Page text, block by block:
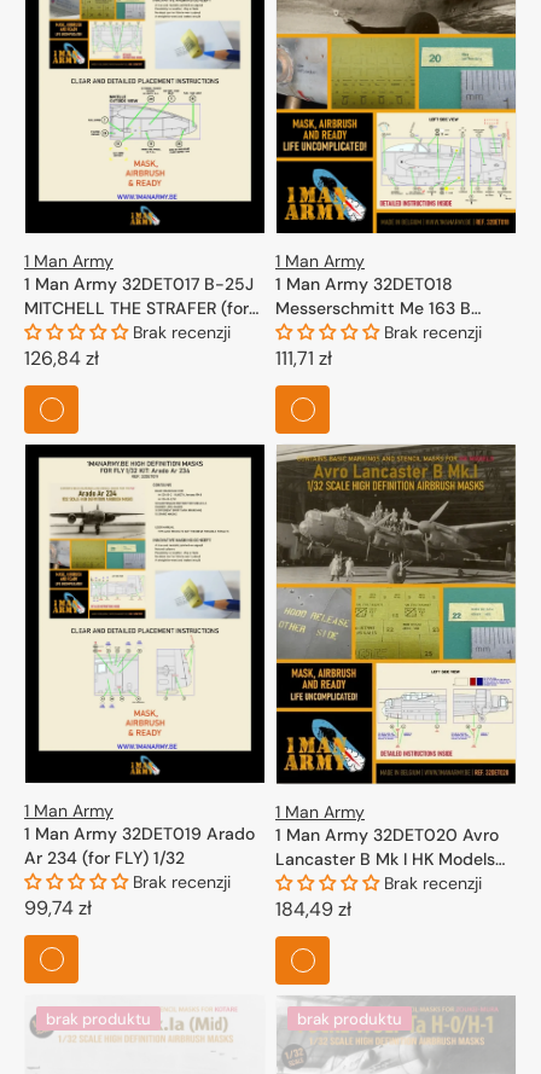
1 Man Army
1 Man Army 32DET017 B-25J
MITCHELL THE STRAFER (for
HK-Models) 1/32Brak recenzji
Cena
regularna
126,84 zł
1 Man Army
1 Man Army 32DET018
Messerschmitt Me 163 B
Komet (for Meng) 1/32
Brak recenzji
Cena
regularna
111,71 zł
1 Man Army
1 Man Army 32DET019 Arado
Ar 234 (for FLY) 1/32
Brak recenzji
Cena
regularna
99,74 zł
1 Man Army
1 Man Army 32DET020 Avro
Lancaster B Mk I HK Models
1/32
Brak recenzji
Cena
regularna
184,49 zł
brak produktu brak produktu